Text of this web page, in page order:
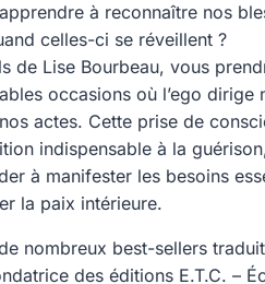
à reconnaître nos
celles-ci se réveillent ?
de Lise Bourbeau, vous
occasions où l’ego dirige
actes. Cette prise de
indispensable à la
à manifester les besoins
la paix intérieure.
nombreux best-sellers
des éditions E.T.C. –